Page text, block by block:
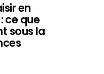
en
ce que
sous la